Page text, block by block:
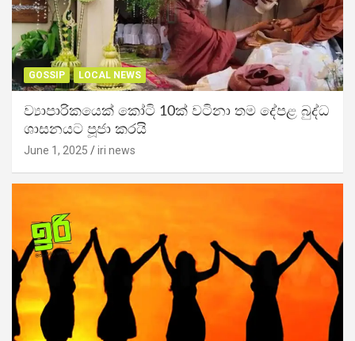
GOSSIP LOCAL NEWS
ව්‍යාපාරිකයෙක් කෝටි 10ක් වටිනා තම දේපළ බුද්ධ
ශාසනයට පූජා කරයි
June 1, 2025 iri news